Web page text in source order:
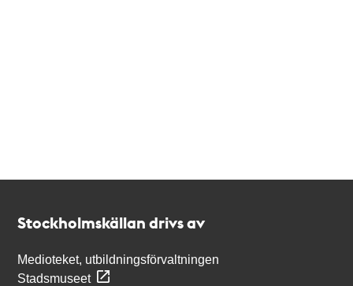
Stockholmskällan drivs av
Medioteket, utbildningsförvaltningen
Stadsmuseet